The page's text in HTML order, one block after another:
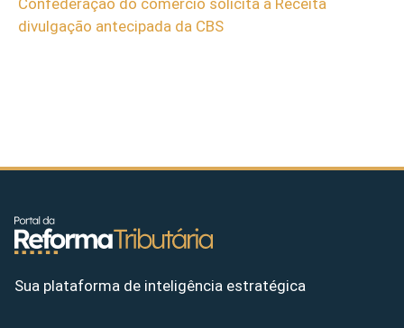
divulgação antecipada da CBS
Sua plataforma de inteligência estratégica